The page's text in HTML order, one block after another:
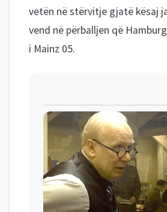
vetën në stërvitje gjatë kësaj
vend në përballjen që
i Mainz 05.